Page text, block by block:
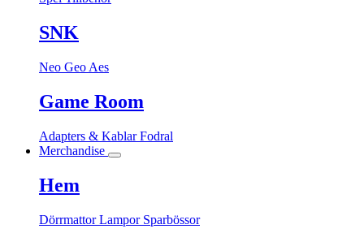
SNK
Neo Geo Aes
Game Room
Adapters & KablarFodral
Merchandise
Hem
DörrmattorLampor Sparbössor